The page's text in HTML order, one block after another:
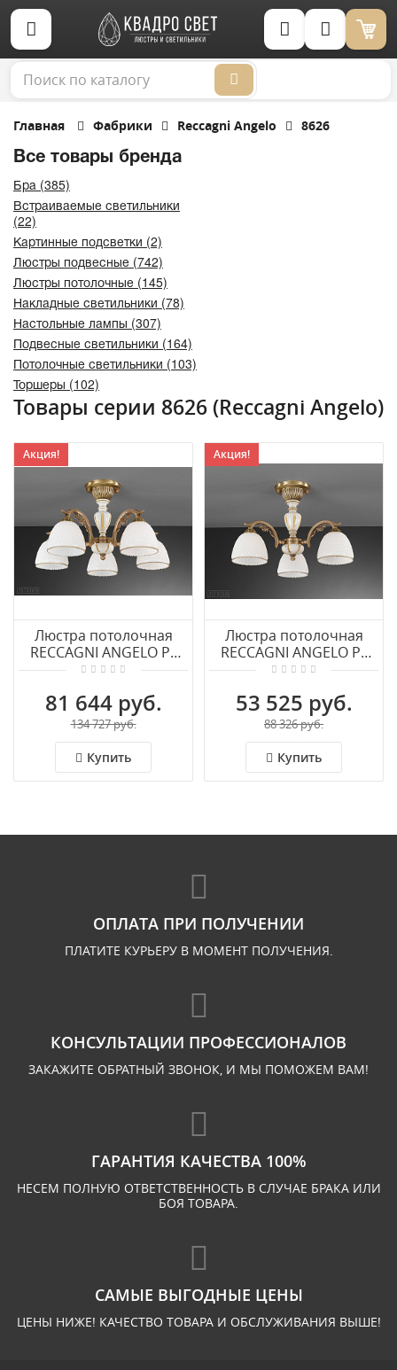
Корзина (0)
Главная Фабрики Reccagni Angelo 8626
Все товары бренда
Бра (385)
Встраиваемые светильники
(22)
Картинные подсветки (2)
Люстры подвесные (742)
Люстры потолочные (145)
Накладные светильники (78)
Настольные лампы (307)
Подвесные светильники (164)
Потолочные светильники (103)
Торшеры (102)
Товары серии 8626 (Reccagni Angelo)
Акция!
Люстра потолочная
RECCAGNI ANGELO PL
8626/5
81 644 руб.
134 727 руб.
Купить
Акция!
Люстра потолочная
RECCAGNI ANGELO PL
8626/3
53 525 руб.
88 326 руб.
Купить
ОПЛАТА ПРИ ПОЛУЧЕНИИ
ПЛАТИТЕ КУРЬЕРУ В МОМЕНТ ПОЛУЧЕНИЯ.
КОНСУЛЬТАЦИИ ПРОФЕССИОНАЛОВ
ЗАКАЖИТЕ ОБРАТНЫЙ ЗВОНОК, И МЫ ПОМОЖЕМ ВАМ!
ГАРАНТИЯ КАЧЕСТВА 100%
НЕСЕМ ПОЛНУЮ ОТВЕТСТВЕННОСТЬ В СЛУЧАЕ БРАКА ИЛИ
БОЯ ТОВАРА.
САМЫЕ ВЫГОДНЫЕ ЦЕНЫ
ЦЕНЫ НИЖЕ! КАЧЕСТВО ТОВАРА И ОБСЛУЖИВАНИЯ ВЫШЕ!